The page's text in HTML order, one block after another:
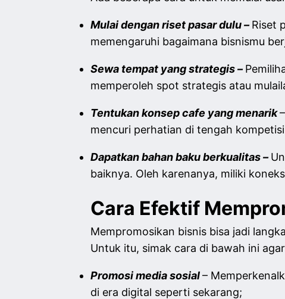
Mulai dengan riset pasar dulu – Riset
memengaruhi bagaimana bisnismu
Sewa tempat yang strategis –
memperoleh spot strategis atau
Tentukan konsep cafe yang menarik
mencuri perhatian di tengah
Dapatkan bahan baku berkualitas –
baiknya. Oleh karenanya, miliki
Cara Efektif
Mempromosikan bisnis bisa jadi
Untuk itu, simak cara di bawah ini
Promosi media sosial–
di era digital seperti sekarang;